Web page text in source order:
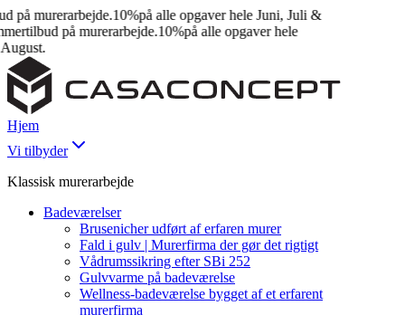
murerarbejde.10%på alle opgaver hele Juni, Juli &
på murerarbejde.10%på alle opgaver hele
Hjem
Vi tilbyder
Klassisk murerarbejde
Badeværelser
Brusenicher udført af erfaren murer
Fald i gulv | Murerfirma der gør det rigtigt
Vådrumssikring efter SBi 252
Gulvvarme på badeværelse
Wellness-badeværelse bygget af et erfarent
murerfirma